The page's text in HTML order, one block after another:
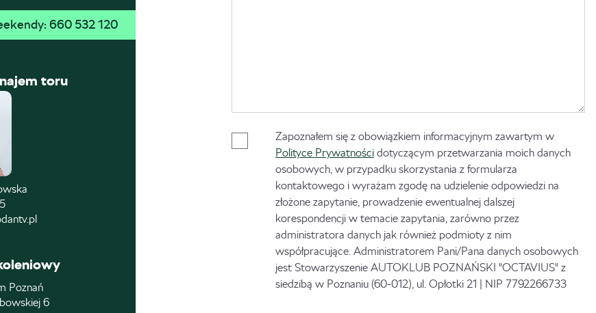
660 532 120
toru
Poznań
6
Zapoznałem się z obowiązkiem informacyjnym zawartym w
Polityce Prywatnościdotyczącym przetwarzania moich danych
osobowych, w przypadku skorzystania z formularza
kontaktowego i wyrażam zgodę na udzielenie odpowiedzi na
złożone zapytanie, prowadzenie ewentualnej dalszej
korespondencji w temacie zapytania, zarówno przez
administratora danych jak również podmioty z nim
współpracujące. Administratorem Pani/Pana danych osobowych
jest Stowarzyszenie AUTOKLUB POZNAŃSKI "OCTAVIUS" z
siedzibą w Poznaniu (60-012), ul. Opłotki 21 | NIP 7792266733